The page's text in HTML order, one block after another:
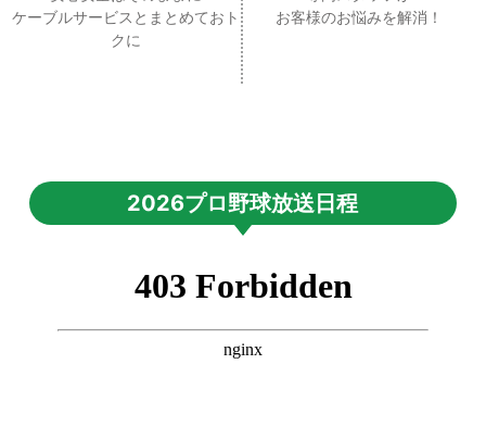
ケーブルサービスとまとめておト
クに
お客様のお悩みを解消！
2026プロ野球放送日程